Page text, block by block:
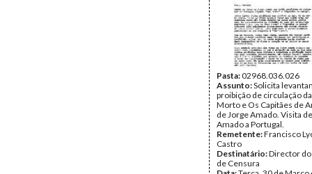
Pasta:02968.036.026
Assunto:Solicita
proibição de circulação
Morto e Os Capitães de
de Jorge Amado. Visita
Amado a Portugal.
Remetente:Francisco
Castro
Destinatário:Director
de Censura